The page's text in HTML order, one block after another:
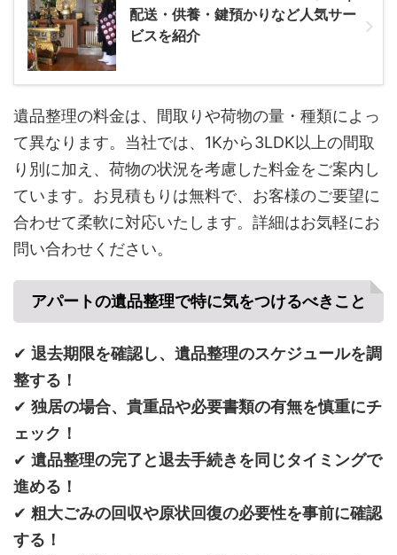
配送・供養・鍵預かりなど人気サー
ビスを紹介
遺品整理の料金は、間取りや荷物の量・種類によっ
て異なります。当社では、1Kから3LDK以上の間取
り別に加え、荷物の状況を考慮した料金をご案内し
ています。お見積もりは無料で、お客様のご要望に
合わせて柔軟に対応いたします。詳細はお気軽にお
問い合わせください。
アパートの遺品整理で特に気をつけるべきこと
✔ 退去期限を確認し、遺品整理のスケジュールを調
整する！
✔ 独居の場合、貴重品や必要書類の有無を慎重にチ
ェック！
✔ 遺品整理の完了と退去手続きを同じタイミングで
進める！
✔ 粗大ごみの回収や原状回復の必要性を事前に確認
する！